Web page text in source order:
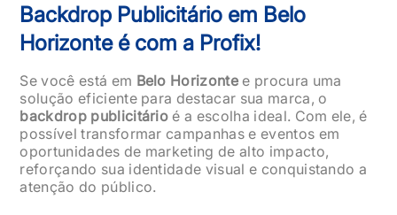
Backdrop Publicitário em Belo
Horizonte é com a Profix!
Se você está em Belo Horizonte e procura uma
solução eficiente para destacar sua marca, o
backdrop publicitário é a escolha ideal. Com ele, é
possível transformar campanhas e eventos em
oportunidades de marketing de alto impacto,
reforçando sua identidade visual e conquistando a
atenção do público.